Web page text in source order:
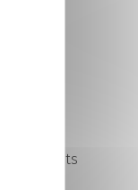
être